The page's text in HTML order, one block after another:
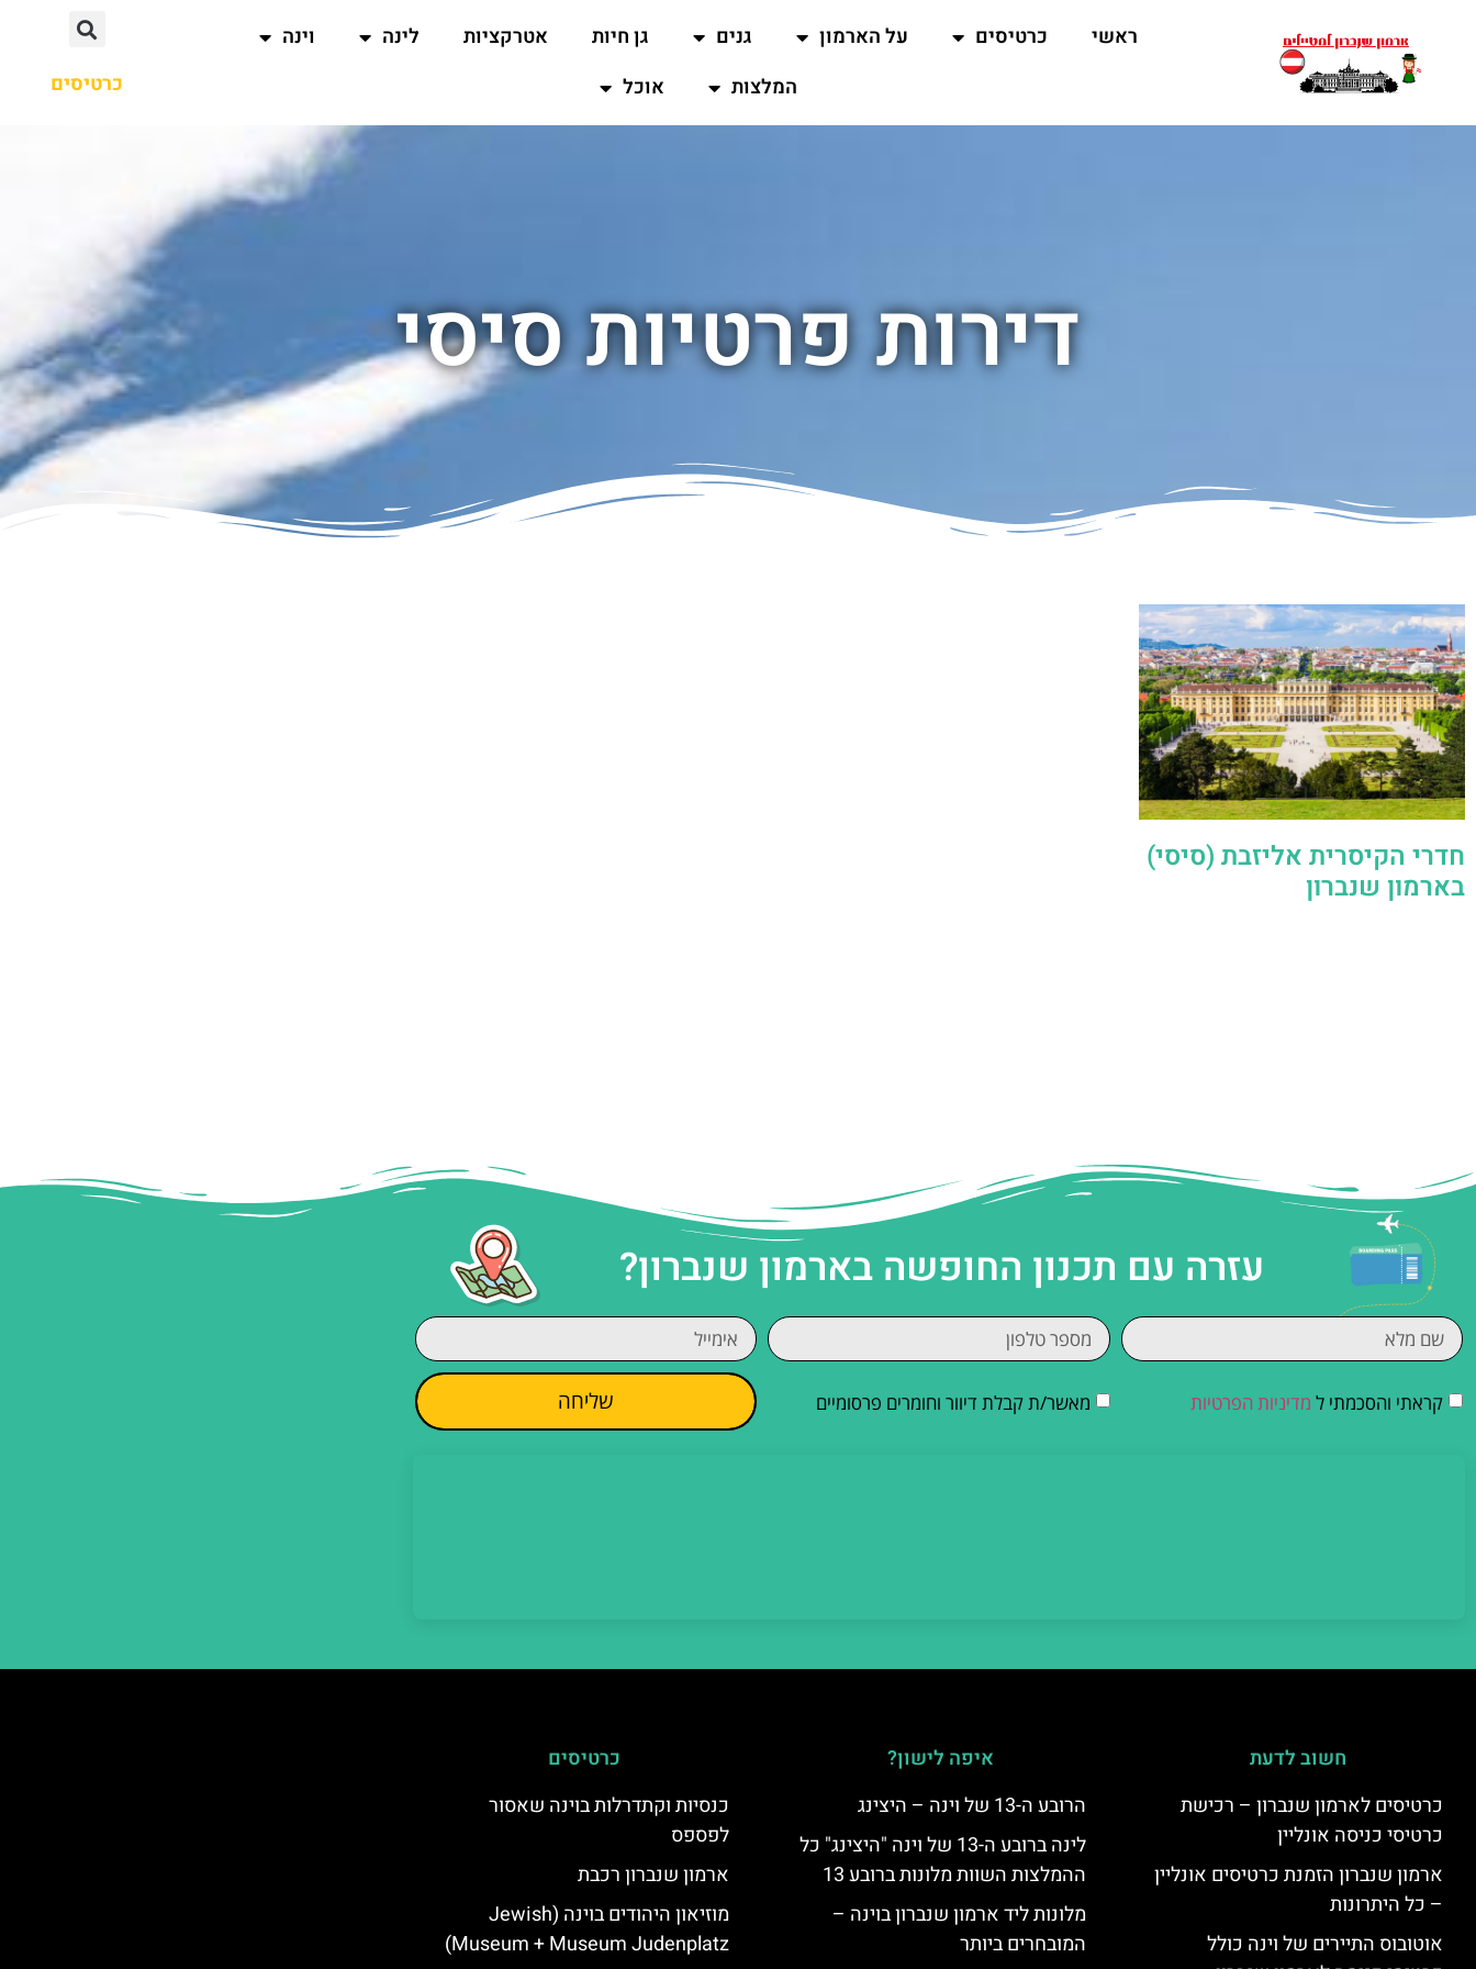
ראשי כרטיסים על הארמון גנים גן חיות אטרקציות לינה
וינה
המלצות
אוכל כרטיסים
דירות פרטיות סיסי
חדרי הקיסרית אליזבת (סיסי)
בארמון שנברון
עזרה עם תכנון החופשה בארמון שנברון?
קראתי והסכמתי ל מדיניות הפרטיות מאשר/ת קבלת דיוור וחומרים פרסומיים שליחה
חשוב לדעת
כרטיסים לארמון שנברון – רכישת
כרטיסי כניסה אונליין
ארמון שנברון הזמנת כרטיסים אונליין
– כל היתרונות
אוטובוס התיירים של וינה כולל
איפה לישון?
הרובע ה-13 של וינה – היצינג
לינה ברובע ה-13 של וינה "היצינג" כל
ההמלצות השוות מלונות ברובע 13
מלונות ליד ארמון שנברון בוינה –
המובחרים ביותר
כרטיסים
כנסיות וקתדרלות בוינה שאסור
לפספס
ארמון שנברון רכבת
מוזיאון היהודים בוינה (Jewish
Museum + Museum Judenplatz)